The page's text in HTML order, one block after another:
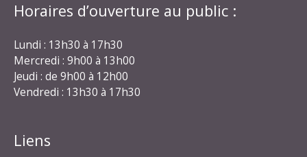
Horaires d’ouverture au public :
Lundi : 13h30 à 17h30
Mercredi : 9h00 à 13h00
Jeudi : de 9h00 à 12h00
Vendredi : 13h30 à 17h30
Liens